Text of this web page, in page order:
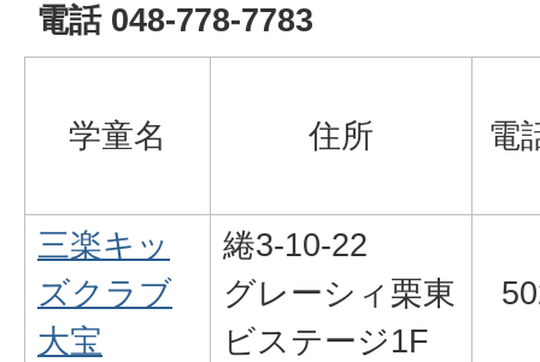
電話 048-778-7783
学童名 住所 電
三楽キッ
ズクラブ
大宝
綣3-10-22
グレーシィ栗東
ビステージ1F